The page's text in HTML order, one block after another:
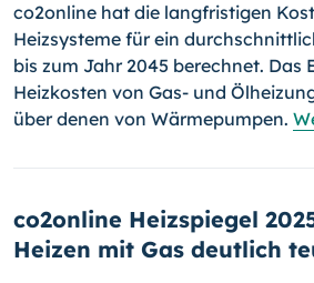
co2online hat die langfristigen
Heizsysteme für ein
bis zum Jahr 2045 berechnet. Das
Heizkosten von Gas- und
über denen von Wärmepumpen.
co2online Heizspiegel
Heizen mit Gas deutlich